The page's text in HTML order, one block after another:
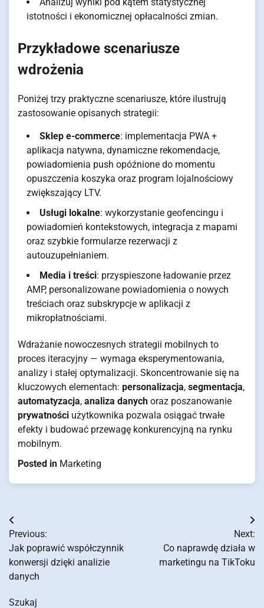
istotności i ekonomicznej opłacalności zmian.
Przykładowe scenariusze
wdrożenia
Poniżej trzy praktyczne scenariusze, które ilustrują
zastosowanie opisanych strategii:
Sklep e-commerce: implementacja PWA +
aplikacja natywna, dynamiczne rekomendacje,
powiadomienia push opóźnione do momentu
opuszczenia koszyka oraz program lojalnościowy
zwiększający LTV.
Usługi lokalne: wykorzystanie geofencingu i
powiadomień kontekstowych, integracja z mapami
oraz szybkie formularze rezerwacji z
autouzupełnianiem.
Media i treści: przyspieszone ładowanie przez
AMP, personalizowane powiadomienia o nowych
treściach oraz subskrypcje w aplikacji z
mikropłatnościami.
Wdrażanie nowoczesnych strategii mobilnych to
proces iteracyjny — wymaga eksperymentowania,
analizy i stałej optymalizacji. Skoncentrowanie się na
kluczowych elementach: personalizacja, segmentacja,
automatyzacja, analiza danych oraz poszanowanie
prywatności użytkownika pozwala osiągać trwałe
efekty i budować przewagę konkurencyjną na rynku
mobilnym.
Posted in Marketing
Nawigacja
wpisu
Previous:
Jak poprawić współczynnik
konwersji dzięki analizie
danych
Next:
Co naprawdę działa w
marketingu na TikToku
Szukaj